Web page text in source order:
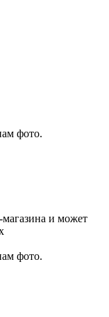
фото.
магазина и может
фото.